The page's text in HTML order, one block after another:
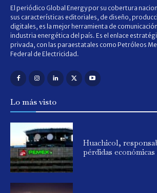
El periódico Global Energy por su cobertura
sus características editoriales, de diseño,
digitales, es la mejor herramienta de
industria energética del país. Es el enlace
privada, con las paraestatales como Petróleos
Federal de Electricidad.
Lo más visto
Huachicol,
pérdidas